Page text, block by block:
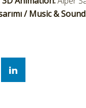
/ Music &